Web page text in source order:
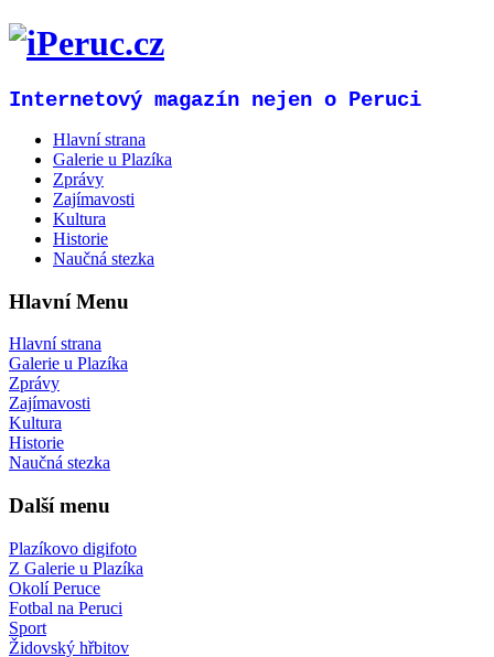
Internetový magazín nejen o Peruci
Hlavní strana
Galerie u Plazíka
Zprávy
Zajímavosti
Kultura
Historie
Naučná stezka
Hlavní Menu
Hlavní strana
Galerie u Plazíka
Zprávy
Zajímavosti
Kultura
Historie
Naučná stezka
Další menu
Plazíkovo digifoto
Z Galerie u Plazíka
Okolí Peruce
Fotbal na Peruci
Sport
Židovský hřbitov